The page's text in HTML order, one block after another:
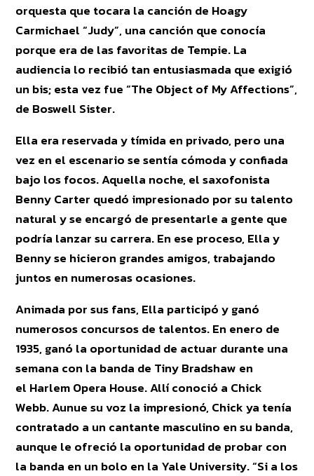
orquesta que tocara la canción de Hoagy
Carmichael “Judy”, una canción que conocía
porque era de las favoritas de Tempie. La
audiencia lo recibió tan entusiasmada que exigió
un bis; esta vez fue “The Object of My Affections”,
de Boswell Sister.
Ella era reservada y tímida en privado, pero una
vez en el escenario se sentía cómoda y confiada
bajo los focos. Aquella noche, el saxofonista
Benny Carter quedó impresionado por su talento
natural y se encargó de presentarle a gente que
podría lanzar su carrera. En ese proceso, Ella y
Benny se hicieron grandes amigos, trabajando
juntos en numerosas ocasiones.
Animada por sus fans, Ella participó y ganó
numerosos concursos de talentos. En enero de
1935, ganó la oportunidad de actuar durante una
semana con la banda de Tiny Bradshaw en
el Harlem Opera House. Allí conoció a Chick
Webb. Aunue su voz la impresionó, Chick ya tenía
contratado a un cantante masculino en su banda,
aunque le ofreció la oportunidad de probar con
la banda en un bolo en la Yale University. “Si a los